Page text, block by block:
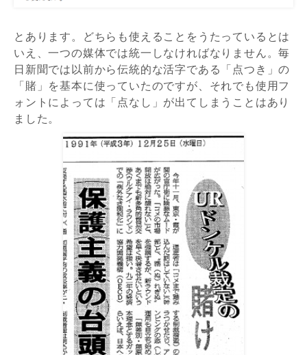
とあります。どちらも使えることをうたっているとは
いえ、一つの媒体では統一しなければなりません。毎
日新聞では以前から伝統的な活字である「点つき」の
「賭」を基本に使っていたのですが、それでも使用フ
ォントによっては「点なし」が出てしまうことはあり
ました。